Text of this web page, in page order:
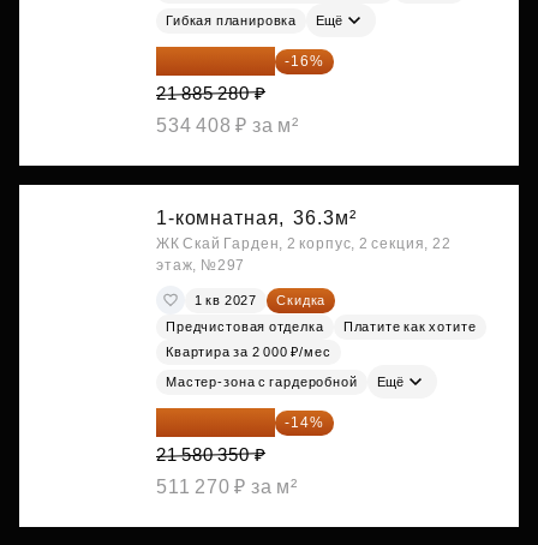
Гибкая планировка Ещё
18 383 635 ₽ -16%
21 885 280 ₽
534 408 ₽ за м²
1-комнатная, 36.3м²
ЖК Скай Гарден, 2 корпус, 2 секция, 22
этаж, №297
1 кв 2027
Скидка
Предчистовая отделка
Платите как хотите
Квартира за 2 000 ₽/мес
Мастер-зона с гардеробной Ещё
18 559 101 ₽ -14%
21 580 350 ₽
511 270 ₽ за м²